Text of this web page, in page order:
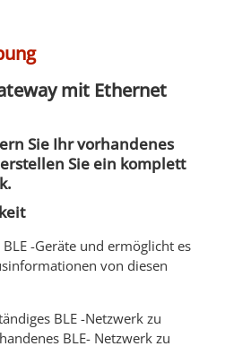
mit Ethernet
Sie Ihr vorhandenes
Sie ein komplett
-Geräte und ermöglicht es
von diesen
BLE -Netzwerk zu
BLE- Netzwerk zu